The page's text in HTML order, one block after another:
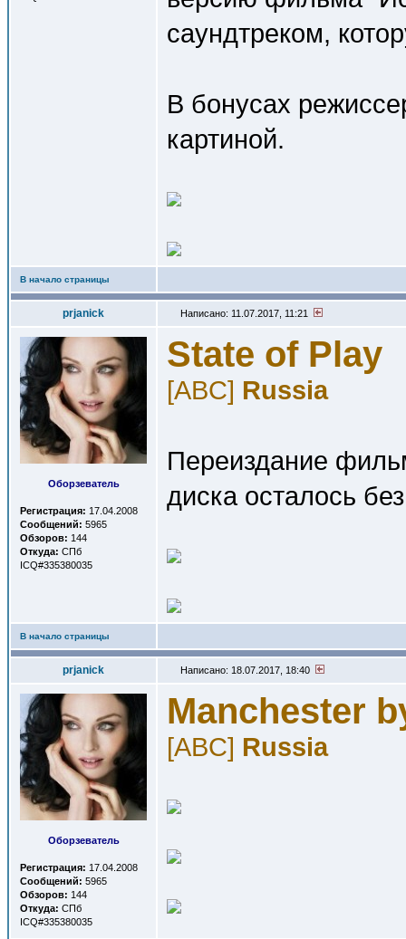
саундтреком,
В бонусах
картиной.
В начало страницы
prjanick Написано: 11.07.2017, 11:21
Оборзеватель
Регистрация: 17.04.2008
Сообщений: 5965
Обзоров: 144
Откуда: СПб
ICQ#335380035
State of Play
[ABC] Russia
Переиздание
диска осталось
В начало страницы
prjanick Написано: 18.07.2017, 18:40
Оборзеватель
Регистрация: 17.04.2008
Сообщений: 5965
Обзоров: 144
Откуда: СПб
ICQ#335380035
Manchester
[ABC] Russia